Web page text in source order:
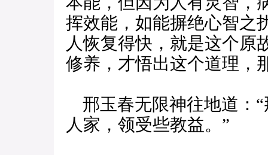
挥效能，如能摒绝心智之
人恢复得快，就是这个原
修养，才悟出这个道理，
邢玉春无限神往地道：
人家，领受些教益。”